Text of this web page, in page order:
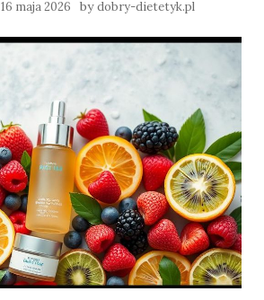
16 maja 2026 bydobry-dietetyk.pl